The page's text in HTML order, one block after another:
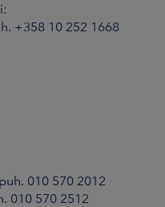
+358 10 252 1668
010 570 2012
010 570 2512